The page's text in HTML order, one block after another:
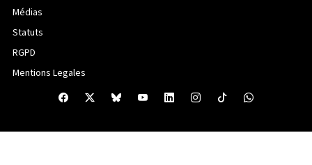
Médias
Statuts
RGPD
Mentions Legales